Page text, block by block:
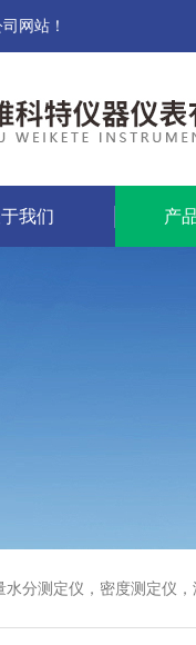
网站！
我们 产
水分测定仪，密度测定仪